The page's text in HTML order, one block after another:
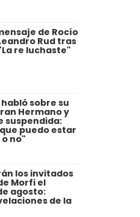
de Rocío
Rud tras
re luchaste"
sobre su
Hermano y
suspendida:
puedo estar
no"
los invitados
Morfi el
agosto:
de la